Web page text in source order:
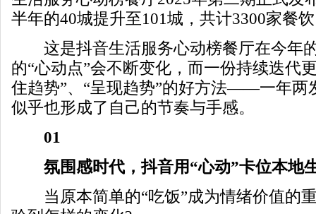
半年的40城提升至101城，共计3300家餐
这是抖音生活服务心动榜餐厅在今年
的“心动点”会不断变化，而一份持续迭代
住趋势”、“呈现趋势”的好方法——一年两
似乎也形成了自己的节奏与手感。
01
氛围感时代，抖音用“心动”卡位本地
当原本简单的“吃饭”成为情绪价值的